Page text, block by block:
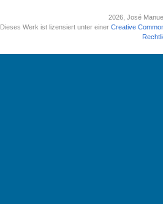
2026 , José
Dieses Werk ist lizensiert unter einer Creative